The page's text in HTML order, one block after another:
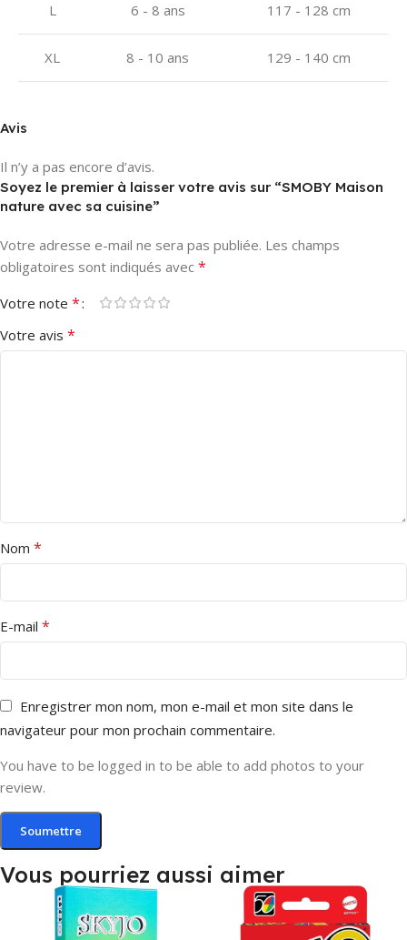
L 6 - 8 ans 117 - 128 cm
XL 8 - 10 ans 129 - 140 cm
Avis
Il n’y a pas encore d’avis.
Soyez le premier à laisser votre avis sur “SMOBY Maison
nature avec sa cuisine”
Votre adresse e-mail ne sera pas publiée. Les champs
obligatoires sont indiqués avec *
Votre note *
Votre avis *
Nom *
E-mail *
Enregistrer mon nom, mon e-mail et mon site dans le
navigateur pour mon prochain commentaire.
You have to be logged in to be able to add photos to your
review.
Vous pourriez aussi aimer